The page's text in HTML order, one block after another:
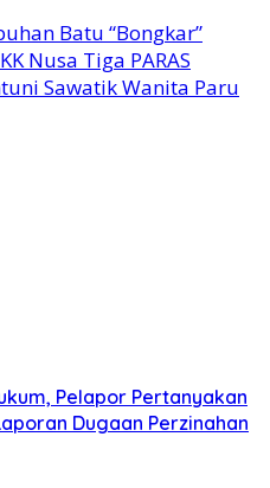
Batu “Bongkar”
Nusa Tiga PARAS
Sawatik Wanita Paru
Pelapor Pertanyakan
Dugaan Perzinahan